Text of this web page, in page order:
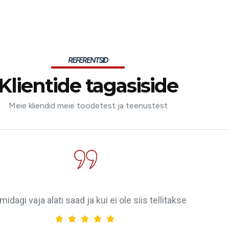
REFERENTSID
tagasiside
Meie kliendid meie toodetest ja teenustest
vaja alati saad ja kui ei ole siis tellitakse